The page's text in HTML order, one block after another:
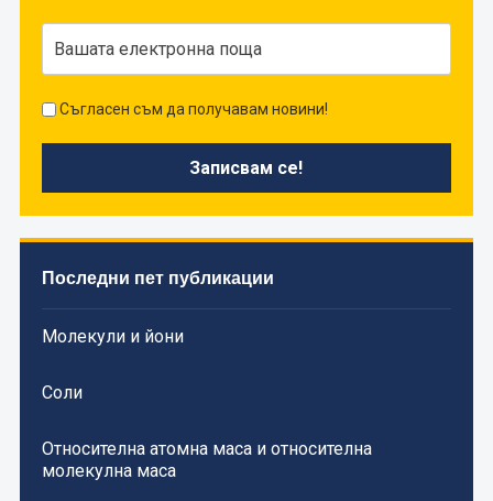
Съгласен съм да получавам новини!
Последни пет публикации
Молекули и йони
Соли
Относителна атомна маса и относителна
молекулна маса